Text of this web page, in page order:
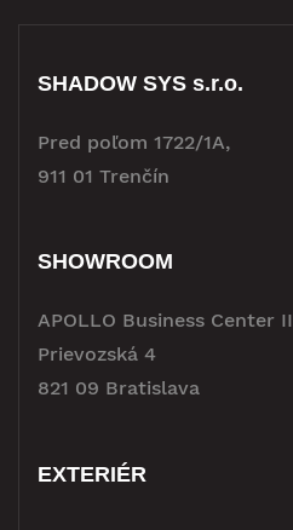
SHADOW SYS s.r.o.
Pred poľom 1722/1A,
911 01 Trenčín
SHOWROOM
APOLLO Business Center II
Prievozská 4
821 09 Bratislava
EXTERIÉR